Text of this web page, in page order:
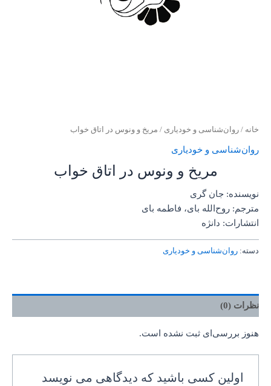
خانه / روان‌‌شناسی و خودیاری / مریخ و ونوس در اتاق خواب
روان‌‌شناسی و خودیاری
مریخ و ونوس در اتاق خواب
نویسنده: جان گری
مترجم: روح‌الله بای، فاطمه بای
انتشارات: دانژه
دسته: روان‌‌شناسی و خودیاری
نظرات (0)
هنوز بررسی‌ای ثبت نشده است.
اولین کسی باشید که دیدگاهی می نویسد